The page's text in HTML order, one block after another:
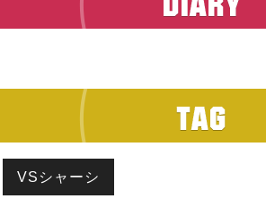
VSシャーシ